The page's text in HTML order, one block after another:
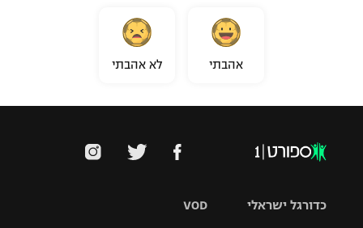
אהבתי לא אהבתי
VOD כדורגל ישראלי